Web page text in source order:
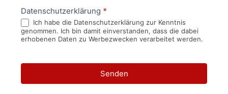
Datenschutzerklärung *
Ich habe die Datenschutzerklärung zur Kenntnis
genommen. Ich bin damit einverstanden, dass die dabei
erhobenen Daten zu Werbezwecken verarbeitet werden.
Senden